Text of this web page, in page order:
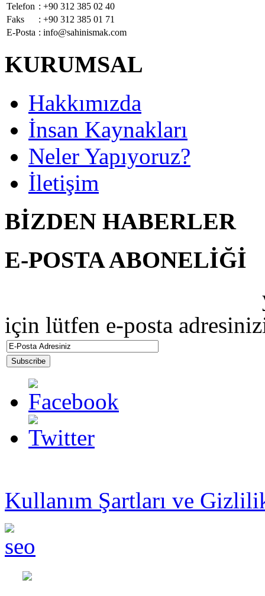
Telefon : +90 312 385 02 40
Faks
: +90 312 385 01 71
E-Posta : info@sahinismak.com
KURUMSAL
Hakkımızda
İnsan Kaynakları
Neler Yapıyoruz?
İletişim
BİZDEN HABERLER
E-POSTA ABONELİĞİ
için lütfen e-posta
Kullanım Şartları ve